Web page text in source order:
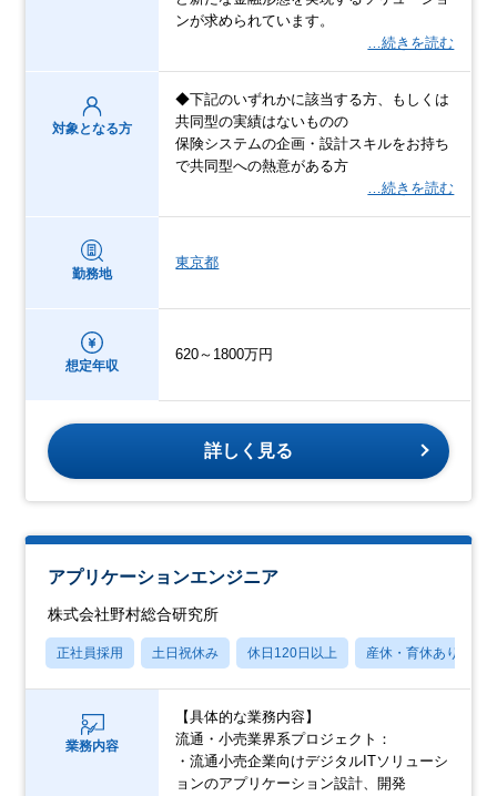
ンが求められています。
…続きを読む
対象となる方
◆下記のいずれかに該当する方、もしくは
共同型の実績はないものの
保険システムの企画・設計スキルをお持ち
で共同型への熱意がある方
…続きを読む
勤務地
東京都
想定年収
620～1800万円
詳しく見る
アプリケーションエンジニア
株式会社野村総合研究所
正社員採用 土日祝休み 休日120日以上 産休・育休あり
業務内容
【具体的な業務内容】
流通・小売業界系プロジェクト：
・流通小売企業向けデジタルITソリューシ
ョンのアプリケーション設計、開発